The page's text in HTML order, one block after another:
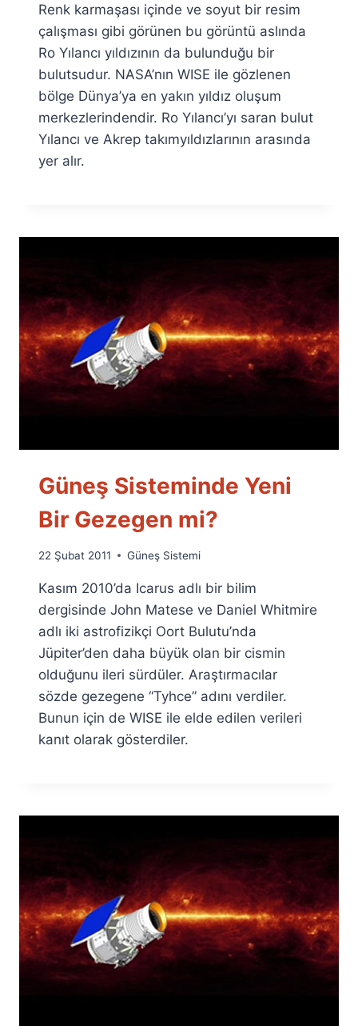
Fuat
Özyar
Renk karmaşası içinde ve soyut bir resim
çalışması gibi görünen bu görüntü aslında
Ro Yılancı yıldızının da bulunduğu bir
bulutsudur. NASA’nın WISE ile gözlenen
bölge Dünya’ya en yakın yıldız oluşum
merkezlerindendir. Ro Yılancı’yı saran bulut
Yılancı ve Akrep takımyıldızlarının arasında
yer alır.
Güneş Sisteminde Yeni
Bir Gezegen mi?
By
Fuat
Özyar
22 Şubat 2011 Güneş Sistemi
Kasım 2010’da Icarus adlı bir bilim
dergisinde John Matese ve Daniel Whitmire
adlı iki astrofizikçi Oort Bulutu’nda
Jüpiter’den daha büyük olan bir cismin
olduğunu ileri sürdüler. Araştırmacılar
sözde gezegene “Tyhce” adını verdiler.
Bunun için de WISE ile elde edilen verileri
kanıt olarak gösterdiler.